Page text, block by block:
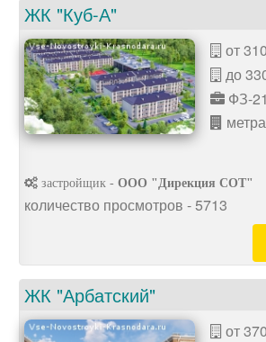
ЖК "Куб-А"
от
до
ФЗ-
застройщик - ООО "Дирекция СОТ"
количество просмотров - 5713
ЖК "Арбатский"
от